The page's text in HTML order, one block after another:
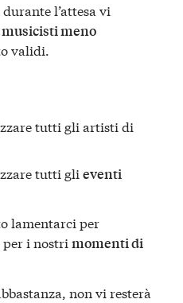
l’attesa vi
musicisti meno
validi.
tutti gli artisti di
tutti gli eventi
lamentarci per
per i nostrimomenti di
non vi resterà